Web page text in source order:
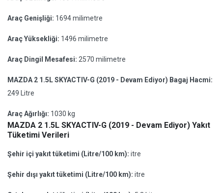
Araç Genişliği: 1694 milimetre
Araç Yüksekliği: 1496 milimetre
Araç Dingil Mesafesi: 2570 milimetre
MAZDA 2 1.5L SKYACTIV-G (2019 - Devam Ediyor) Bagaj Hacmi:
249 Litre
Araç Ağırlığı: 1030 kg
MAZDA 2 1.5L SKYACTIV-G (2019 - Devam Ediyor) Yakıt
Tüketimi Verileri
Şehir içi yakıt tüketimi (Litre/100 km): itre
Şehir dışı yakıt tüketimi (Litre/100 km): itre